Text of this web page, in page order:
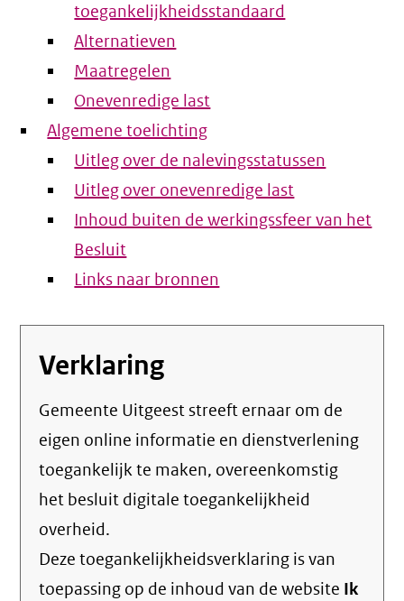
toegankelijkheidsstandaard
Alternatieven
Maatregelen
Onevenredige last
Algemene toelichting
Uitleg over de nalevingsstatussen
Uitleg over onevenredige last
Inhoud buiten de werkingssfeer van het
Besluit
Links naar bronnen
Verklaring
Gemeente Uitgeest streeft ernaar om de
eigen online informatie en dienstverlening
toegankelijk te maken, overeenkomstig
het besluit digitale toegankelijkheid
overheid.
Deze toegankelijkheidsverklaring is van
toepassing op de inhoud van de website Ik